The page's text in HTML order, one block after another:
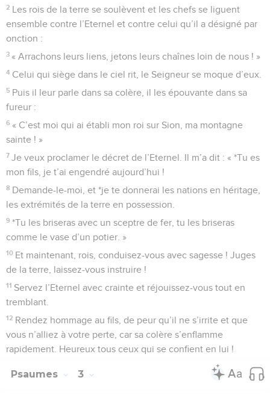
2 Les rois de la terre se soulèvent et les chefs se liguent
ensemble contre l’Eternel et contre celui qu’il a désigné par
onction :
3 « Arrachons leurs liens, jetons leurs chaînes loin de nous ! »
4 Celui qui siège dans le ciel rit, le Seigneur se moque d’eux.
5 Puis il leur parle dans sa colère, il les épouvante dans sa
fureur :
6 « C’est moi qui ai établi mon roi sur Sion, ma montagne
sainte ! »
7 Je veux proclamer le décret de l’Eternel. Il m’a dit : « *Tu es
mon fils, je t’ai engendré aujourd’hui !
8 Demande-le-moi, et *je te donnerai les nations en héritage,
les extrémités de la terre en possession.
9 *Tu les briseras avec un sceptre de fer, tu les briseras
comme le vase d’un potier. »
10 Et maintenant, rois, conduisez-vous avec sagesse ! Juges
de la terre, laissez-vous instruire !
11 Servez l’Eternel avec crainte et réjouissez-vous tout en
tremblant.
12 Rendez hommage au fils, de peur qu’il ne s’irrite et que
vous n’alliez à votre perte, car sa colère s’enflamme
rapidement. Heureux tous ceux qui se confient en lui !
Psaumes 3